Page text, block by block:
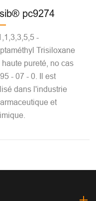
pc9274
-
Trisiloxane
haute pureté, no cas
- 07 - 0. Il est
dans l'industrie
et